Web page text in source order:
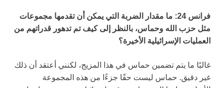
فرانس 24: ما مقدار الضربة التي يمكن أن تقدمها مجموعات
مثل حزب الله وحماس، بالنظر إلى كيف تم تدهور قدراتهم من
العمليات الإسرائيلية الأخيرة؟
غالبًا ما يتم تضمين حماس في هذا المزيج، لكنني أعتقد أن ذلك
غير دقيق. حماس ليست حقًا جزءًا من هذه المجموعة